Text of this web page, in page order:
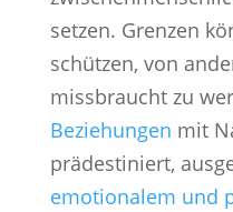
setzen. Grenzen
schützen, von
missbraucht zu
Beziehungen mit
prädestiniert,
emotionalem und